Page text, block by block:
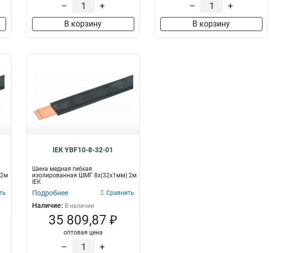
– +
В корзину
– +
В корзину
IEK YBF10-8-32-01
Шина медная гибкая
изолированная ШМГ 8х(32х1мм) 2м
IEK
Подробнее Сравнить
Наличие: В наличии
35 809,87 ₽
оптовая цена
– +